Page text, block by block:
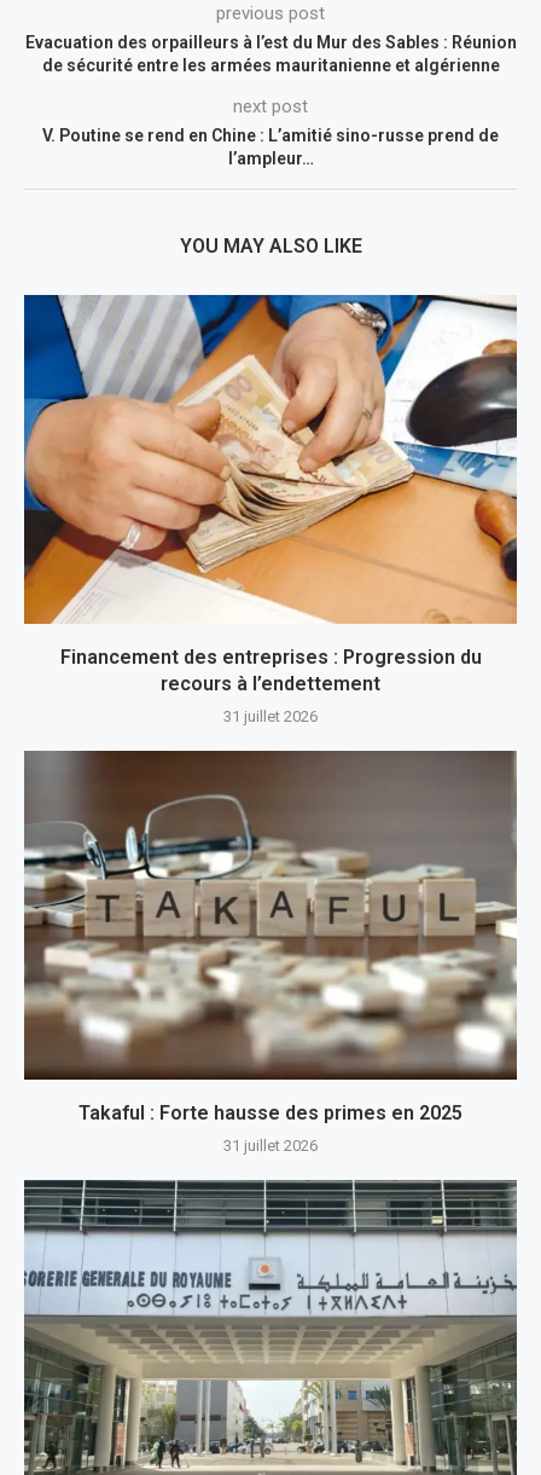
previous post
Evacuation des orpailleurs à l’est du Mur des Sables : Réunion
de sécurité entre les armées mauritanienne et algérienne
next post
V. Poutine se rend en Chine : L’amitié sino-russe prend de
l’ampleur…
YOU MAY ALSO LIKE
Financement des entreprises : Progression du
recours à l’endettement
31 juillet 2026
Takaful : Forte hausse des primes en 2025
31 juillet 2026